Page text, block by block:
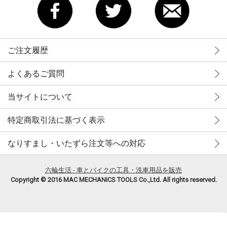
ご注文履歴
よくあるご質問
当サイトについて
特定商取引法に基づく表示
なりすまし・いたずら注文等への対応
六輪生活 - 車とバイクの工具・洗車用品を販売
Copyright © 2016 MAC MECHANICS TOOLS Co.,Ltd. All rights reserved.